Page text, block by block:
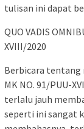
tulisan ini dapat
QUO VADIS
XVIII/2020
Berbicara tentang
MK NO. 91/PUU-
terlalu jauh
seperti ini sangat